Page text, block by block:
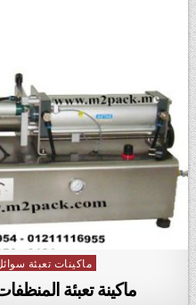
Posted in
ماكينات تعبئة
ماكينة تعبئة